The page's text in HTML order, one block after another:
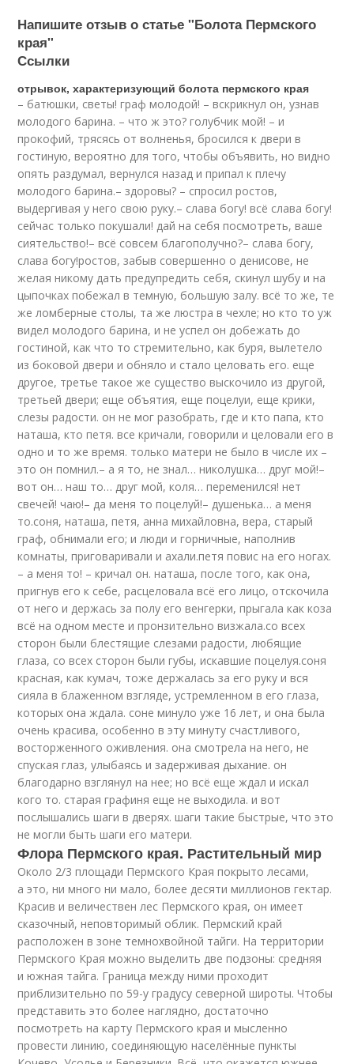
Напишите отзыв о статье "Болота Пермского
края"
Ссылки
отрывок, характеризующий болота пермского края
– батюшки, светы! граф молодой! – вскрикнул он, узнав
молодого барина. – что ж это? голубчик мой! – и
прокофий, трясясь от волненья, бросился к двери в
гостиную, вероятно для того, чтобы объявить, но видно
опять раздумал, вернулся назад и припал к плечу
молодого барина.– здоровы? – спросил ростов,
выдергивая у него свою руку.– слава богу! всё слава богу!
сейчас только покушали! дай на себя посмотреть, ваше
сиятельство!– всё совсем благополучно?– слава богу,
слава богу!ростов, забыв совершенно о денисове, не
желая никому дать предупредить себя, скинул шубу и на
цыпочках побежал в темную, большую залу. всё то же, те
же ломберные столы, та же люстра в чехле; но кто то уж
видел молодого барина, и не успел он добежать до
гостиной, как что то стремительно, как буря, вылетело
из боковой двери и обняло и стало целовать его. еще
другое, третье такое же существо выскочило из другой,
третьей двери; еще объятия, еще поцелуи, еще крики,
слезы радости. он не мог разобрать, где и кто папа, кто
наташа, кто петя. все кричали, говорили и целовали его в
одно и то же время. только матери не было в числе их –
это он помнил.– а я то, не знал… николушка… друг мой!–
вот он… наш то… друг мой, коля… переменился! нет
свечей! чаю!– да меня то поцелуй!– душенька… а меня
то.соня, наташа, петя, анна михайловна, вера, старый
граф, обнимали его; и люди и горничные, наполнив
комнаты, приговаривали и ахали.петя повис на его ногах.
– а меня то! – кричал он. наташа, после того, как она,
пригнув его к себе, расцеловала всё его лицо, отскочила
от него и держась за полу его венгерки, прыгала как коза
всё на одном месте и пронзительно визжала.со всех
сторон были блестящие слезами радости, любящие
глаза, со всех сторон были губы, искавшие поцелуя.соня
красная, как кумач, тоже держалась за его руку и вся
сияла в блаженном взгляде, устремленном в его глаза,
которых она ждала. соне минуло уже 16 лет, и она была
очень красива, особенно в эту минуту счастливого,
восторженного оживления. она смотрела на него, не
спуская глаз, улыбаясь и задерживая дыхание. он
благодарно взглянул на нее; но всё еще ждал и искал
кого то. старая графиня еще не выходила. и вот
послышались шаги в дверях. шаги такие быстрые, что это
не могли быть шаги его матери.
Флора Пермского края. Растительный мир
Около 2/3 площади Пермского Края покрыто лесами,
а это, ни много ни мало, более десяти миллионов гектар.
Красив и величествен лес Пермского края, он имеет
сказочный, неповторимый облик. Пермский край
расположен в зоне темнохвойной тайги. На территории
Пермского Края можно выделить две подзоны: средняя
и южная тайга. Граница между ними проходит
приблизительно по 59-у градусу северной широты. Чтобы
представить это более наглядно, достаточно
посмотреть на карту Пермского края и мысленно
провести линию, соединяющую населённые пункты